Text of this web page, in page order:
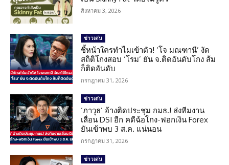
สิงหาคม 3, 2026
ข่าวเด่น
ชี้หน้าใครทำไมเข้าตัว! ‘โจ มณฑานี’ งัด
สถิติโกงสอบ ‘โรม’ ยัน จ.ติดอันดับโกง ส้ม
ก็ติดอันดับ
กรกฎาคม 31, 2026
ข่าวเด่น
‘ภาวุธ’ อ้างติดประชุม กมธ.! ส่งทีมงาน
เลื่อน DSI อีก คดีฉ้อโกง-ฟอกเงิน Forex
ยันเข้าพบ 3 ส.ค. แน่นอน
กรกฎาคม 31, 2026
ข่าวเด่น